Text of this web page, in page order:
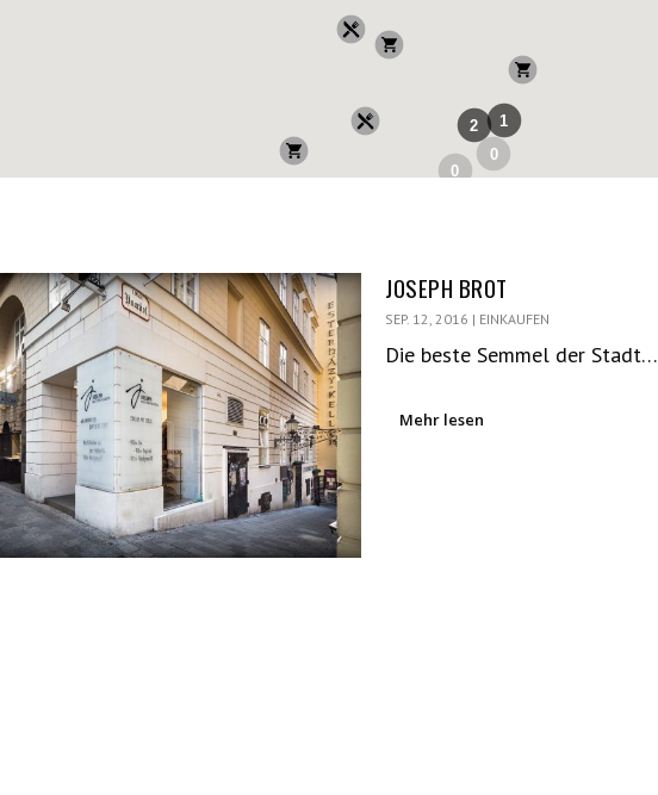
0
2 1
0
JOSEPH BROT
SEP. 12, 2016 | EINKAUFEN
Die beste Semmel der Stadt…
Mehr lesen